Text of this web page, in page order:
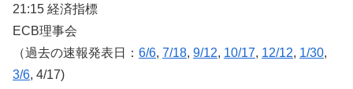
21:15 経済指標
ECB理事会
（過去の速報発表日： 6/6, 7/18, 9/12, 10/17, 12/12, 1/30,
3/6, 4/17)